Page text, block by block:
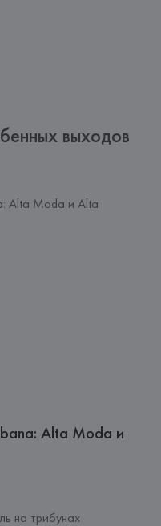
выходов
Alta Moda и